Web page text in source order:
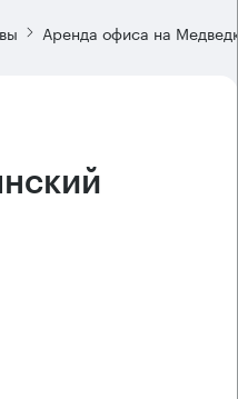
Аренда офиса на